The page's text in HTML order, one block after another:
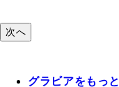
次へ
グラビアをもっ